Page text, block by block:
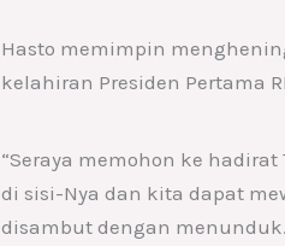
Hasto memimpin
kelahiran Presiden Pertama
“Seraya memohon ke
di sisi-Nya dan kita dapat
disambut dengan menunduk.